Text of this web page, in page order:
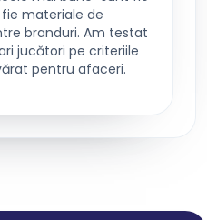
materiale de
branduri. Am testat
jucători pe criteriile
pentru afaceri.